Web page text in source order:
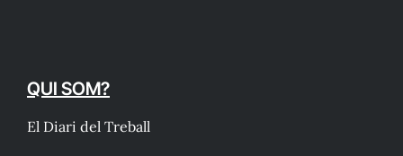
QUI SOM?
El Diari del Treball